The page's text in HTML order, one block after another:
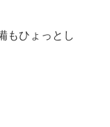
もひょっとし